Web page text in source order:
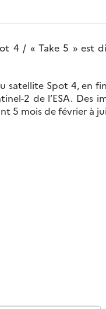
4 / « Take 5 » est
satellite Spot 4, en
2 de l’ESA. Des
5 mois de février à